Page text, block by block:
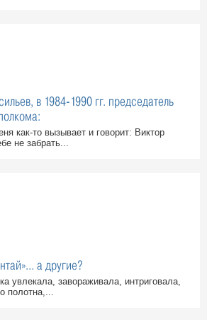
в 1984-1990 гг. председатель
как-то вызывает и говорит: Виктор
не забрать...
а другие?
увлекала, завораживала, интриговала,
полотна,...